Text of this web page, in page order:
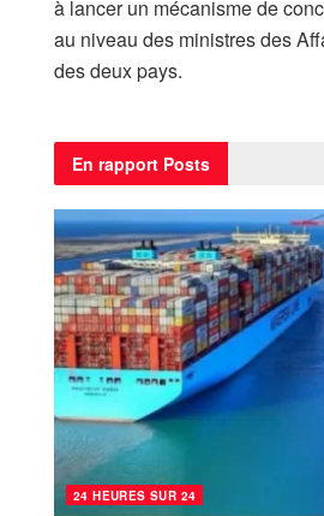
à lancer un mécanisme de
au niveau des ministres des
des deux pays.
En rapport Posts
24 HEURES SUR 24